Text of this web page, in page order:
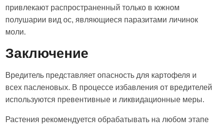
привлекают распространенный только в южном
полушарии вид ос, являющиеся паразитами личинок
моли.
Заключение
Вредитель представляет опасность для картофеля и
всех пасленовых. В процессе избавления от вредителей
используются превентивные и ликвидационные меры.
Растения рекомендуется обрабатывать на любом этапе